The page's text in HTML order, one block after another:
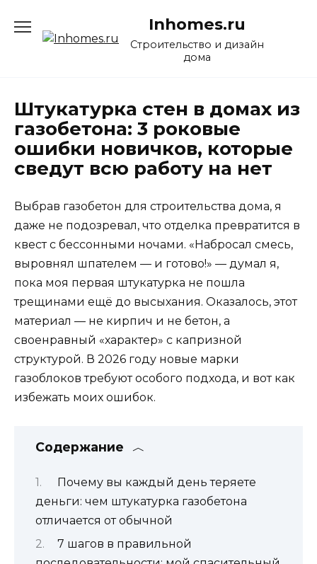
содержанию
Inhomes.ru
Строительство и дизайн
дома
Штукатурка стен в домах из
газобетона: 3 роковые
ошибки новичков, которые
сведут всю работу на нет
Выбрав газобетон для строительства дома, я
даже не подозревал, что отделка превратится в
квест с бессонными ночами. «Набросал смесь,
выровнял шпателем — и готово!» — думал я,
пока моя первая штукатурка не пошла
трещинами ещё до высыхания. Оказалось, этот
материал — не кирпич и не бетон, а
своенравный «характер» с капризной
структурой. В 2026 году новые марки
газоблоков требуют особого подхода, и вот как
избежать моих ошибок.
Содержание
Почему вы каждый день теряете
деньги: чем штукатурка газобетона
отличается от обычной
7 шагов в правильной